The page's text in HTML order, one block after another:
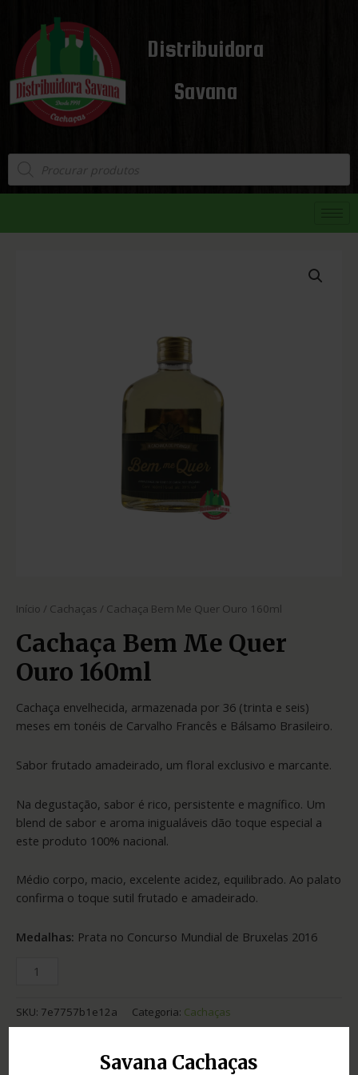
Savana Cachaças
Distribuidora
Savana
Início / Cachaças / Cachaça Bem Me Quer Ouro 160ml
Cachaça Bem Me Quer
Ouro 160ml
Cachaça envelhecida, armazenada por 36 (trinta e seis)
meses em tonéis de Carvalho Francês e Bálsamo Brasileiro.
Sabor frutado amadeirado, um floral exclusivo e marcante.
Na degustação, sabor é rico, persistente e magnífico. Um
blend de sabor e aroma inigualáveis dão toque especial a
este produto 100% nacional.
Médio corpo, macio, excelente acidez, equilibrado. Ao palato
confirma o toque sutil frutado e amadeirado.
Medalhas: Prata no Concurso Mundial de Bruxelas 2016
SKU: 7e7757b1e12a Categoria: Cachaças
Adicionar ao orçamento